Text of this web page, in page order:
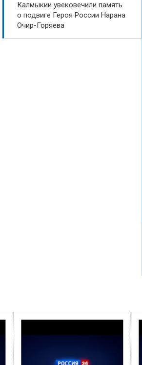
Калмыкии увековечили память
о подвиге Героя России Нарана
Очир-Горяева